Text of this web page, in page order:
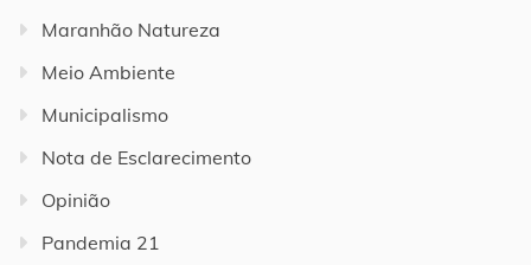
Maranhão Natureza
Meio Ambiente
Municipalismo
Nota de Esclarecimento
Opinião
Pandemia 21